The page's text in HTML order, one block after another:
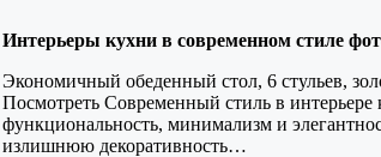
Интерьеры кухни в современном стиле
Экономичный обеденный стол, 6 стульев,
Посмотреть Современный стиль в интерьере
функциональность, минимализм и
излишнюю декоративность…